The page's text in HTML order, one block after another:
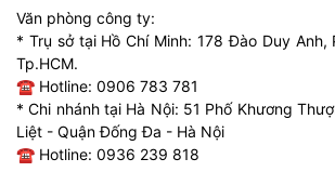
Văn phòng công ty:
* Trụ sở tại Hồ Chí Minh: 178 Đào Duy Anh,
Tp.HCM.
☎ Hotline: 0906 783 781
* Chi nhánh tại Hà Nội: 51 Phố Khương
Liệt - Quận Đống Đa - Hà Nội
☎ Hotline: 0936 239 818